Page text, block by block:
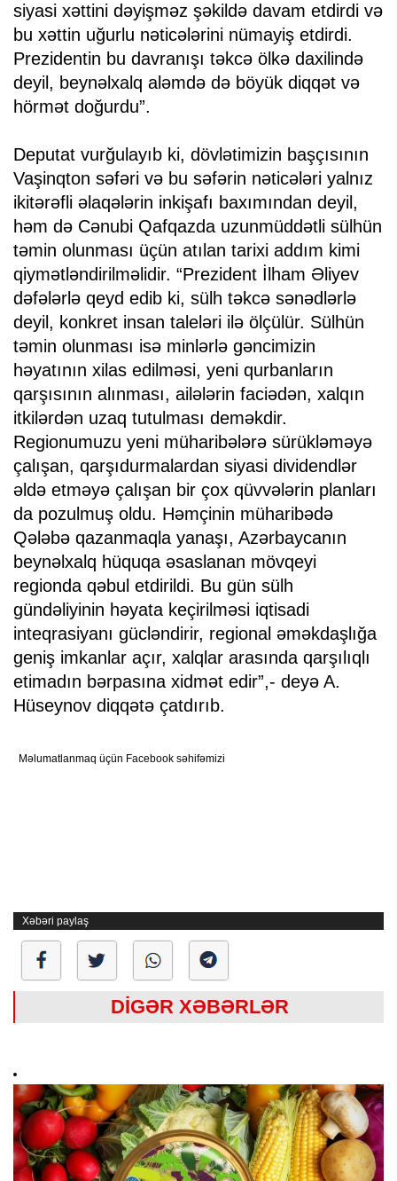
siyasi xəttini dəyişməz şəkildə davam etdirdi və
bu xəttin uğurlu nəticələrini nümayiş etdirdi.
Prezidentin bu davranışı təkcə ölkə daxilində
deyil, beynəlxalq aləmdə də böyük diqqət və
hörmət doğurdu”.
Deputat vurğulayıb ki, dövlətimizin başçısının
Vaşinqton səfəri və bu səfərin nəticələri yalnız
ikitərəfli əlaqələrin inkişafı baxımından deyil,
həm də Cənubi Qafqazda uzunmüddətli sülhün
təmin olunması üçün atılan tarixi addım kimi
qiymətləndirilməlidir. “Prezident İlham Əliyev
dəfələrlə qeyd edib ki, sülh təkcə sənədlərlə
deyil, konkret insan taleləri ilə ölçülür. Sülhün
təmin olunması isə minlərlə gəncimizin
həyatının xilas edilməsi, yeni qurbanların
qarşısının alınması, ailələrin faciədən, xalqın
itkilərdən uzaq tutulması deməkdir.
Regionumuzu yeni müharibələrə sürükləməyə
çalışan, qarşıdurmalardan siyasi dividendlər
əldə etməyə çalışan bir çox qüvvələrin planları
da pozulmuş oldu. Həmçinin müharibədə
Qələbə qazanmaqla yanaşı, Azərbaycanın
beynəlxalq hüquqa əsaslanan mövqeyi
regionda qəbul etdirildi. Bu gün sülh
gündəliyinin həyata keçirilməsi iqtisadi
inteqrasiyanı gücləndirir, regional əməkdaşlığa
geniş imkanlar açır, xalqlar arasında qarşılıqlı
etimadın bərpasına xidmət edir”,- deyə A.
Hüseynov diqqətə çatdırıb.
Məlumatlanmaq üçün Facebook səhifəmizi
Xəbəri paylaş
DİGƏR XƏBƏRLƏR